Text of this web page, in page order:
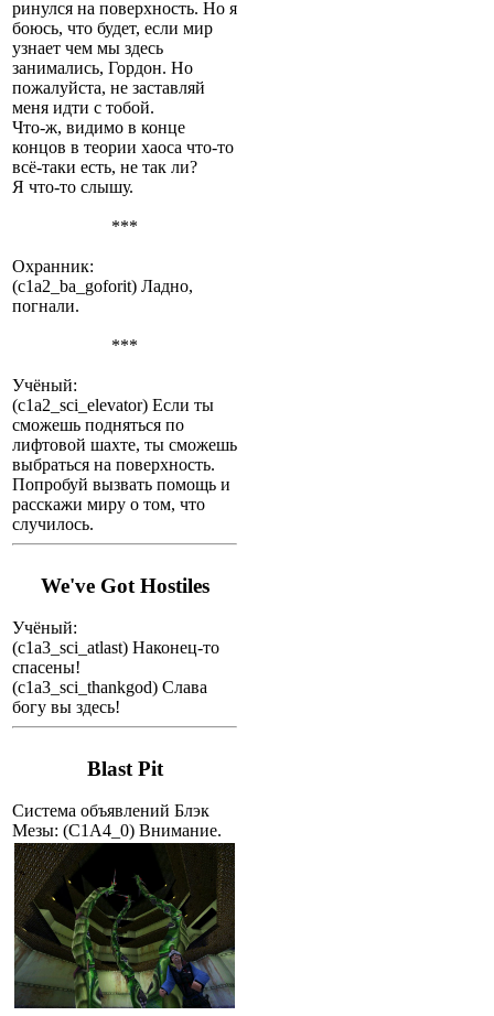
ринулся на поверхность. Но я
боюсь, что будет, если мир
узнает чем мы здесь
занимались, Гордон. Но
пожалуйста, не заставляй
меня идти с тобой.
Что-ж, видимо в конце
концов в теории хаоса что-то
всё-таки есть, не так ли?
Я что-то слышу.
***
Охранник:
(c1a2_ba_goforit) Ладно,
погнали.
***
Учёный:
(c1a2_sci_elevator) Если ты
сможешь подняться по
лифтовой шахте, ты сможешь
выбраться на поверхность.
Попробуй вызвать помощь и
расскажи миру о том, что
случилось.
We've Got Hostiles
Учёный:
(c1a3_sci_atlast) Наконец-то
спасены!
(c1a3_sci_thankgod) Слава
богу вы здесь!
Blast Pit
Система объявлений Блэк
Мезы: (C1A4_0) Внимание.